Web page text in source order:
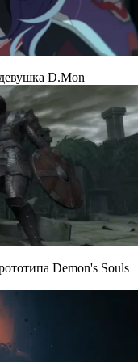
D.Mon
Demon's Souls